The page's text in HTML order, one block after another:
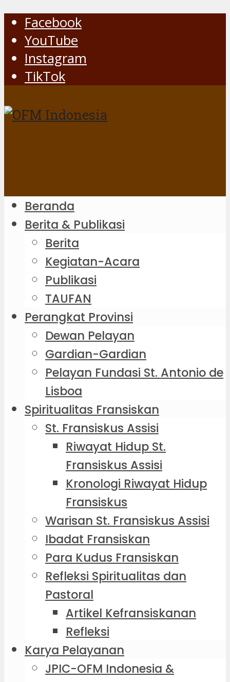
Facebook
YouTube
Instagram
TikTok
Beranda
Berita & Publikasi
Berita
Kegiatan-Acara
Publikasi
TAUFAN
Perangkat Provinsi
Dewan Pelayan
Gardian-Gardian
Pelayan Fundasi St. Antonio de
Lisboa
Spiritualitas Fransiskan
St. Fransiskus Assisi
Riwayat Hidup St.
Fransiskus Assisi
Kronologi Riwayat Hidup
Fransiskus
Warisan St. Fransiskus Assisi
Ibadat Fransiskan
Para Kudus Fransiskan
Refleksi Spiritualitas dan
Pastoral
Artikel Kefransiskanan
Refleksi
Karya Pelayanan
JPIC-OFM Indonesia &